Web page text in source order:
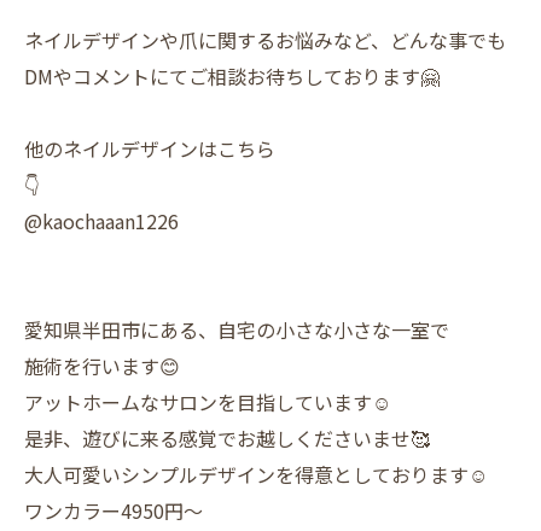
ネイルデザインや爪に関するお悩みなど、どんな事でも
DMやコメントにてご相談お待ちしております🤗
他のネイルデザインはこちら
👇
@kaochaaan1226
愛知県半田市にある、自宅の小さな小さな一室で
施術を行います😊
アットホームなサロンを目指しています☺️
是非、遊びに来る感覚でお越しくださいませ🥰
大人可愛いシンプルデザインを得意としております☺️
ワンカラー4950円〜